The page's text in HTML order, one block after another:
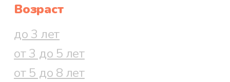
Возраст
до 3 лет
от 3 до 5 лет
от 5 до 8 лет